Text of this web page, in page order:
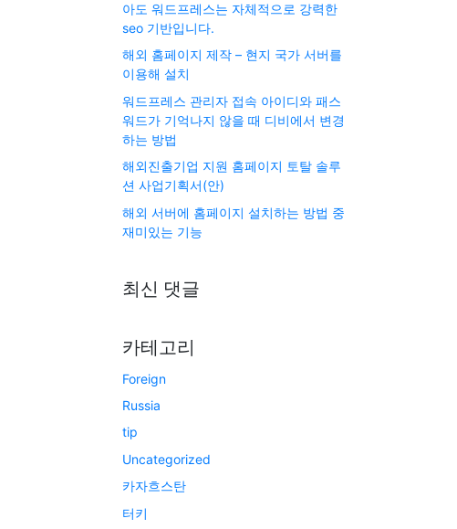
아도 워드프레스는 자체적으로 강력한
seo 기반입니다.
해외 홈페이지 제작 – 현지 국가 서버를
이용해 설치
워드프레스 관리자 접속 아이디와 패스
워드가 기억나지 않을 때 디비에서 변경
하는 방법
해외진출기업 지원 홈페이지 토탈 솔루
션 사업기획서(안)
해외 서버에 홈페이지 설치하는 방법 중
재미있는 기능
최신 댓글
카테고리
Foreign
Russia
tip
Uncategorized
카자흐스탄
터키